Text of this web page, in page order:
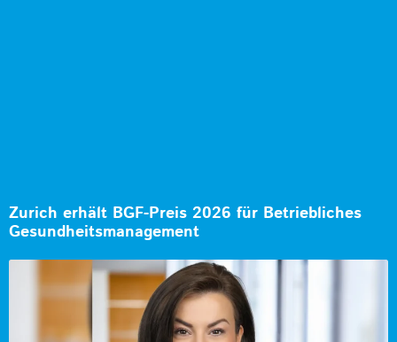
Zurich erhält BGF-Preis 2026 für Betriebliches
Gesundheitsmanagement